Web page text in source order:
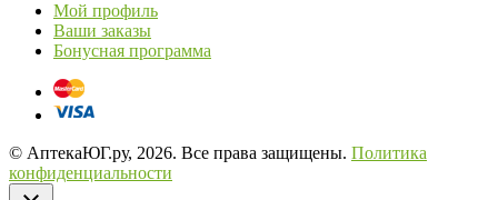
Мой профиль
Ваши заказы
Бонусная программа
© АптекаЮГ.ру, 2026. Все права защищены. Политика
конфиденциальности